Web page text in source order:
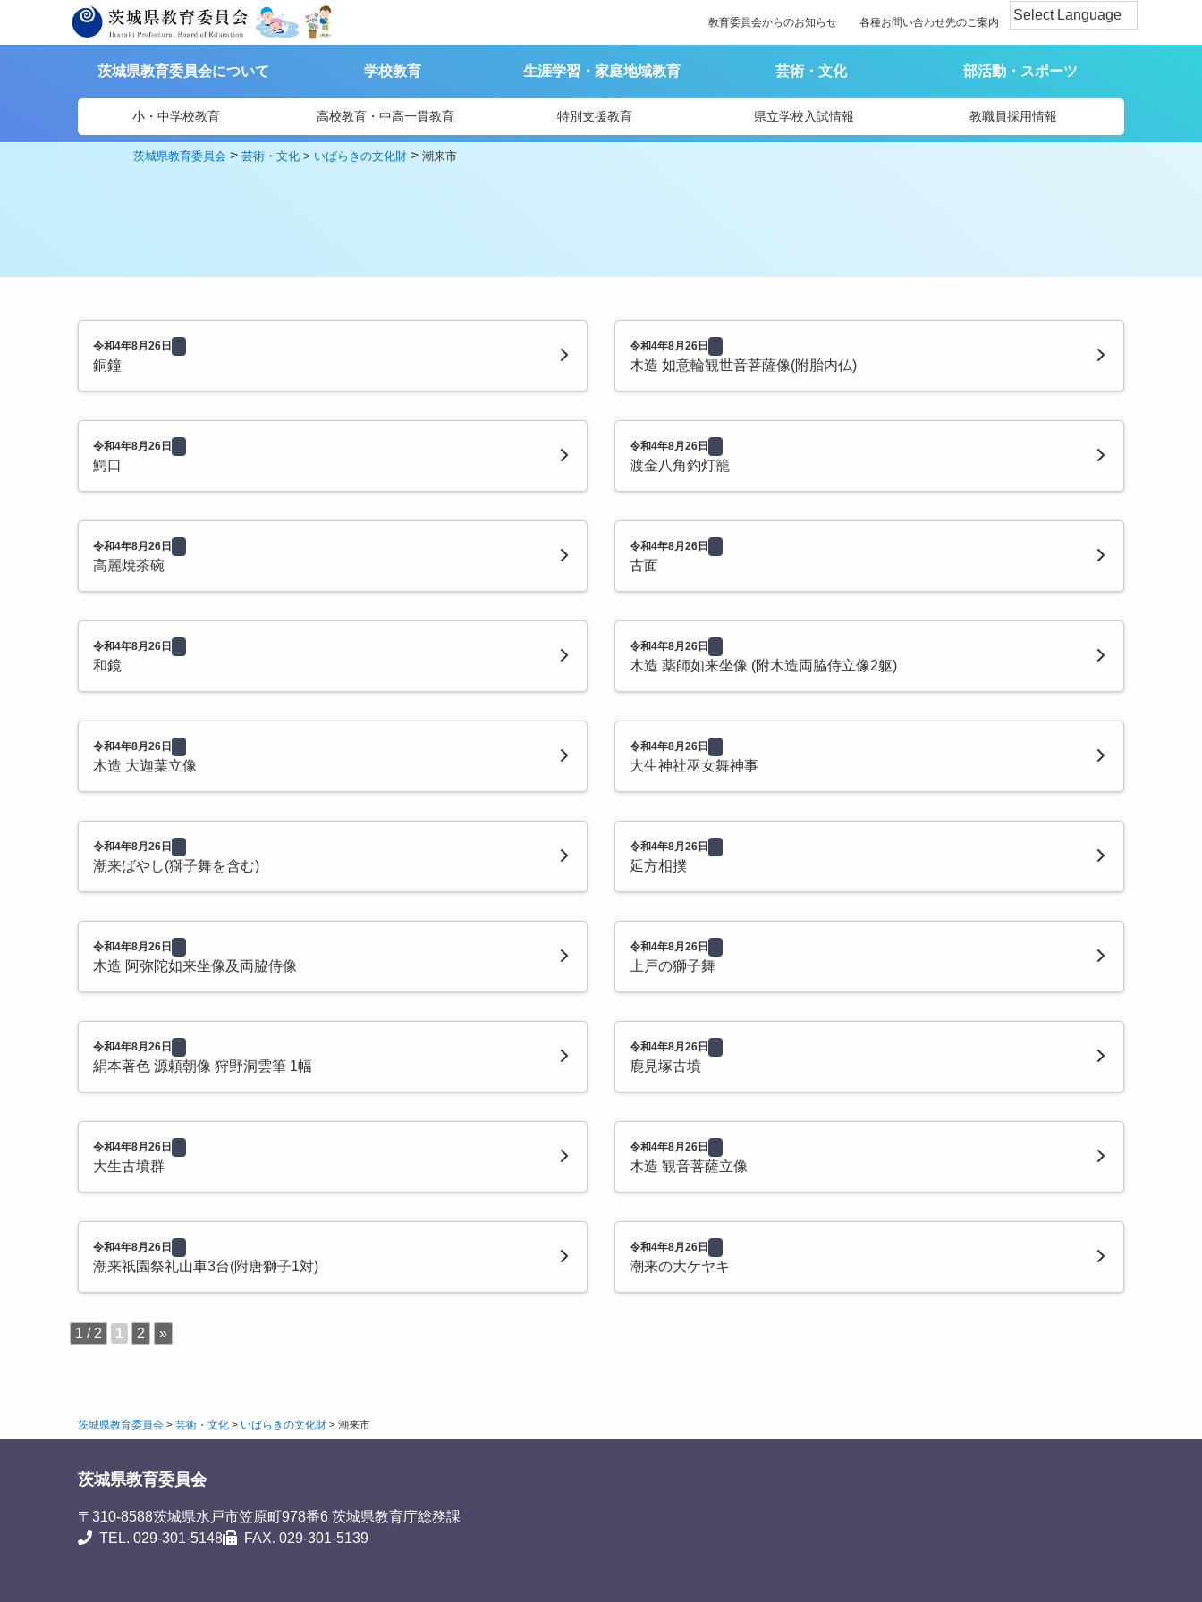
教育委員会からのお知らせ 各種お問い合わせ先のご案内
茨城県教育委員会について 学校教育 生涯学習・家庭地域教育 芸術・文化 部活動・スポーツ
小・中学校教育 高校教育・中高一貫教育 特別支援教育 県立学校入試情報 教職員採用情報
茨城県教育委員会 >芸術・文化 > いばらきの文化財 >潮来市
令和4年8月26日
銅鐘
令和4年8月26日
木造 如意輪観世音菩薩像(附胎内仏)
令和4年8月26日
鰐口
令和4年8月26日
渡金八角釣灯籠
令和4年8月26日
高麗焼茶碗
令和4年8月26日
古面
令和4年8月26日
和鏡
令和4年8月26日
木造 薬師如来坐像 (附木造両脇侍立像2躯)
令和4年8月26日
木造 大迦葉立像
令和4年8月26日
大生神社巫女舞神事
令和4年8月26日
潮来ばやし(獅子舞を含む)
令和4年8月26日
延方相撲
令和4年8月26日
木造 阿弥陀如来坐像及両脇侍像
令和4年8月26日
上戸の獅子舞
令和4年8月26日
絹本著色 源頼朝像 狩野洞雲筆 1幅
令和4年8月26日
鹿見塚古墳
令和4年8月26日
大生古墳群
令和4年8月26日
木造 観音菩薩立像
令和4年8月26日
潮来祇園祭礼山車3台(附唐獅子1対)
令和4年8月26日
潮来の大ケヤキ
1 / 2 1 2 »
茨城県教育委員会 > 芸術・文化 > いばらきの文化財 > 潮来市
茨城県教育委員会
〒310-8588茨城県水戸市笠原町978番6 茨城県教育庁総務課
TEL. 029-301-5148
FAX. 029-301-5139